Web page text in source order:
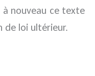
à nouveau ce texte
de loi ultérieur.